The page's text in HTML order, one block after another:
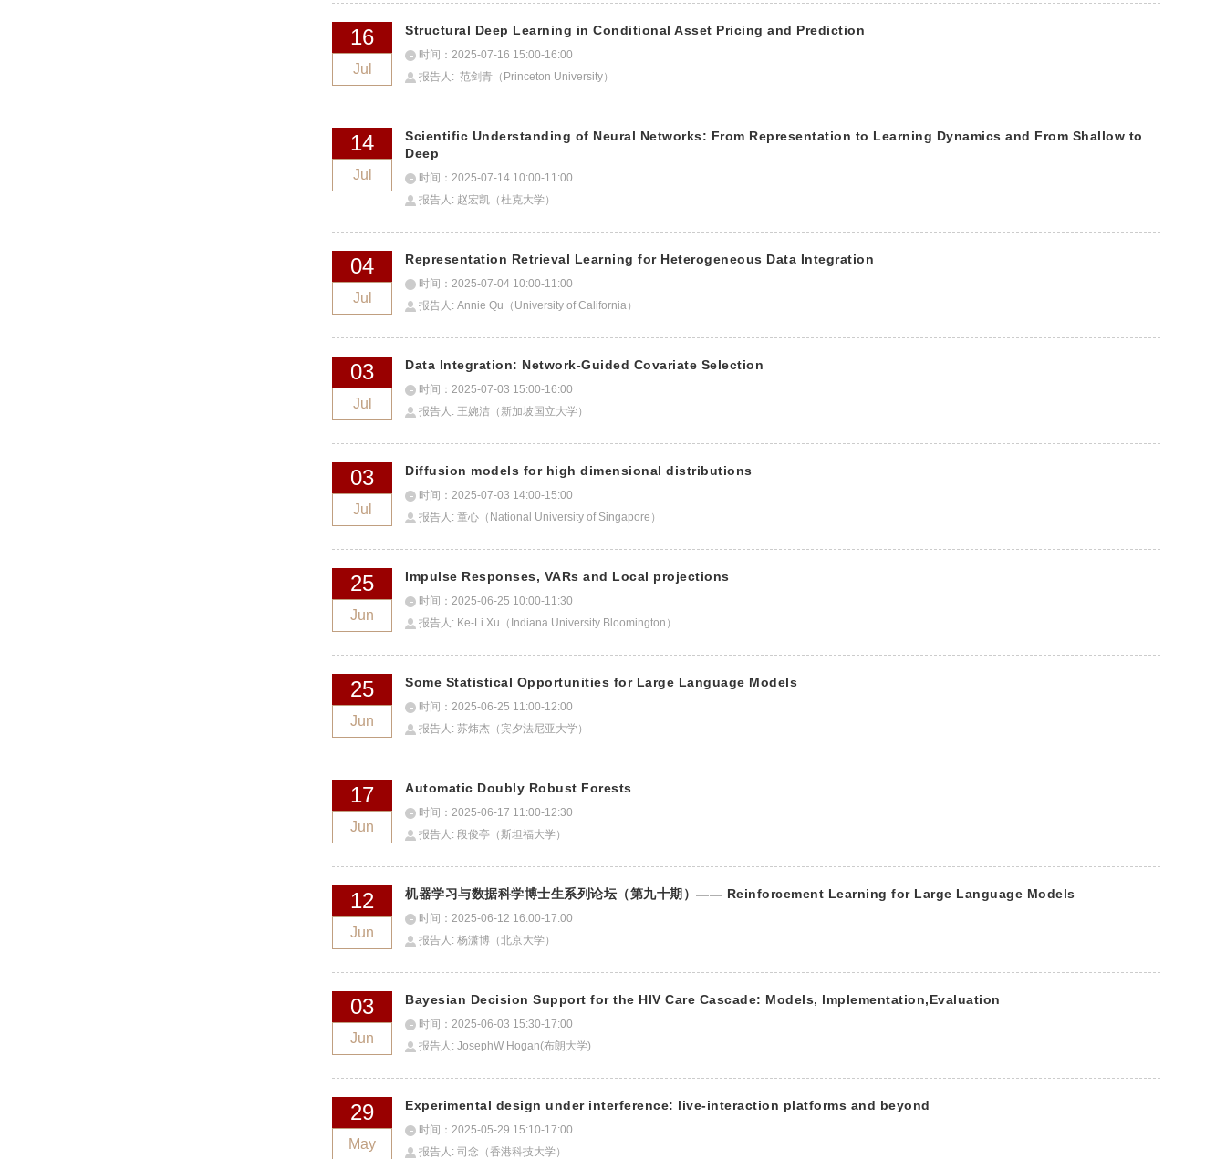
16
Jul
Structural Deep Learning in Conditional Asset Pricing and Prediction
时间：2025-07-16 15:00-16:00
报告人: 范剑青（Princeton University）
14
Jul
Scientific Understanding of Neural Networks: From Representation to Learning Dynamics and From Shallow to
Deep
时间：2025-07-14 10:00-11:00
报告人: 赵宏凯（杜克大学）
04
Jul
Representation Retrieval Learning for Heterogeneous Data Integration
时间：2025-07-04 10:00-11:00
报告人: Annie Qu（University of California）
03
Jul
Data Integration: Network-Guided Covariate Selection
时间：2025-07-03 15:00-16:00
报告人: 王婉洁（新加坡国立大学）
03
Jul
Diffusion models for high dimensional distributions
时间：2025-07-03 14:00-15:00
报告人: 童心（National University of Singapore）
25
Jun
Impulse Responses, VARs and Local projections
时间：2025-06-25 10:00-11:30
报告人: Ke-Li Xu（Indiana University Bloomington）
25
Jun
Some Statistical Opportunities for Large Language Models
时间：2025-06-25 11:00-12:00
报告人: 苏炜杰（宾夕法尼亚大学）
17
Jun
Automatic Doubly Robust Forests
时间：2025-06-17 11:00-12:30
报告人: 段俊亭（斯坦福大学）
12
Jun
机器学习与数据科学博士生系列论坛（第九十期）—— Reinforcement Learning for Large Language Models
时间：2025-06-12 16:00-17:00
报告人: 杨潇博（北京大学）
03
Jun
Bayesian Decision Support for the HlV Care Cascade: Models, lmplementation,Evaluation
时间：2025-06-03 15:30-17:00
报告人: JosephW Hogan(布朗大学)
29
May
Experimental design under interference: live-interaction platforms and beyond
时间：2025-05-29 15:10-17:00
报告人: 司念（香港科技大学）